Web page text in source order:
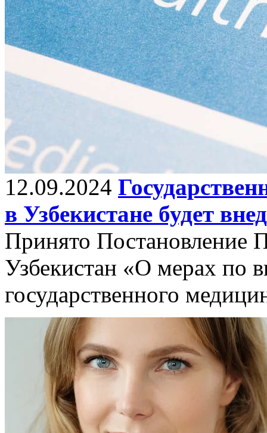
12.09.2024
в Узбекистане будет
Принято Постановление
Узбекистан «О мерах по
государственного